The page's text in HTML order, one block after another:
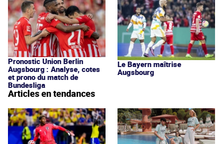
Pronostic Union Berlin
Augsbourg : Analyse, cotes
et prono du match de
Bundesliga
Le Bayern maîtrise
Augsbourg
Articles en tendances